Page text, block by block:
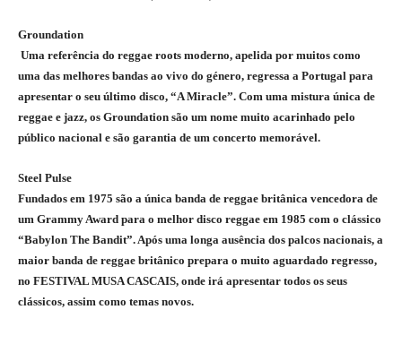
Groundation
Uma referência do reggae roots moderno, apelida por muitos como
uma das melhores bandas ao vivo do género, regressa a Portugal para
apresentar o seu último disco, “A Miracle”. Com uma mistura única de
reggae e jazz, os Groundation são um nome muito acarinhado pelo
público nacional e são garantia de um concerto memorável.
Steel Pulse
Fundados em 1975 são a única banda de reggae britânica vencedora de
um Grammy Award para o melhor disco reggae em 1985 com o clássico
“Babylon The Bandit”. Após uma longa ausência dos palcos nacionais, a
maior banda de reggae britânico prepara o muito aguardado regresso,
no FESTIVAL MUSA CASCAIS, onde irá apresentar todos os seus
clássicos, assim como temas novos.